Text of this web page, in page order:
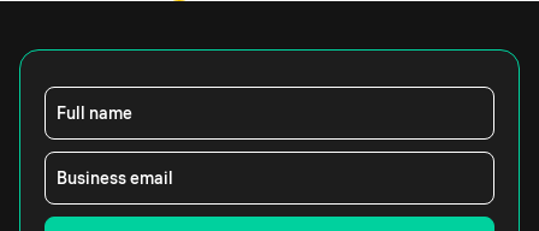
Full name
Business email